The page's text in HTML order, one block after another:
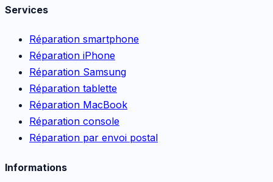
Services
Réparation smartphone
Réparation iPhone
Réparation Samsung
Réparation tablette
Réparation MacBook
Réparation console
Réparation par envoi postal
Informations